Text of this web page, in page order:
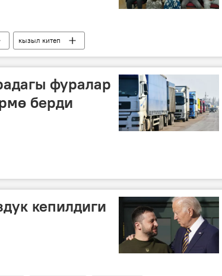
кызыл китеп
фуралар
берди
кепилдиги